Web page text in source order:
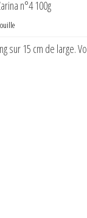
sur 15 cm de large.